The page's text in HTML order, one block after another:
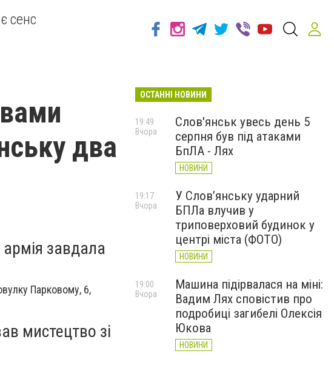
сенс
два
армія завдала
Парковому, 6,
мистецтво зі
ОСТАННІ НОВИНИ
Слов'янськ увесь день 5
серпня був під атаками
БпЛА - Лях
НОВИНИ
19:49
Вчора
У Слов’янську ударний
БПЛа влучив у
триповерховий будинок у
центрі міста (ФОТО)
НОВИНИ
19:17
Вчора
Машина підірвалася на міні:
Вадим Лях сповістив про
подробиці загибелі Олексія
Юкова
НОВИНИ
19:00
Вчора